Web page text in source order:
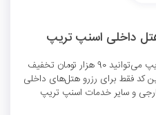
با استفاده از این کد تخفیف اسنپ تریپ می‌توانید 90 هزار تومان تخفیف
کد فقط برای رزرو هتل‌های داخلی
و سایر خدمات اسنپ تریپ